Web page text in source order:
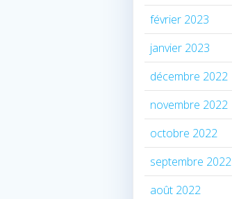
février 2023
janvier 2023
décembre 2022
novembre 2022
octobre 2022
septembre 2022
août 2022